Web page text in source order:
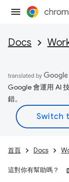
Docs
Google 會運用 AI
錯。
首頁 Docs
這對你有幫助嗎？